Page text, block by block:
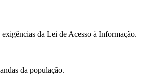
da Lei de Acesso à Informação.
da população.